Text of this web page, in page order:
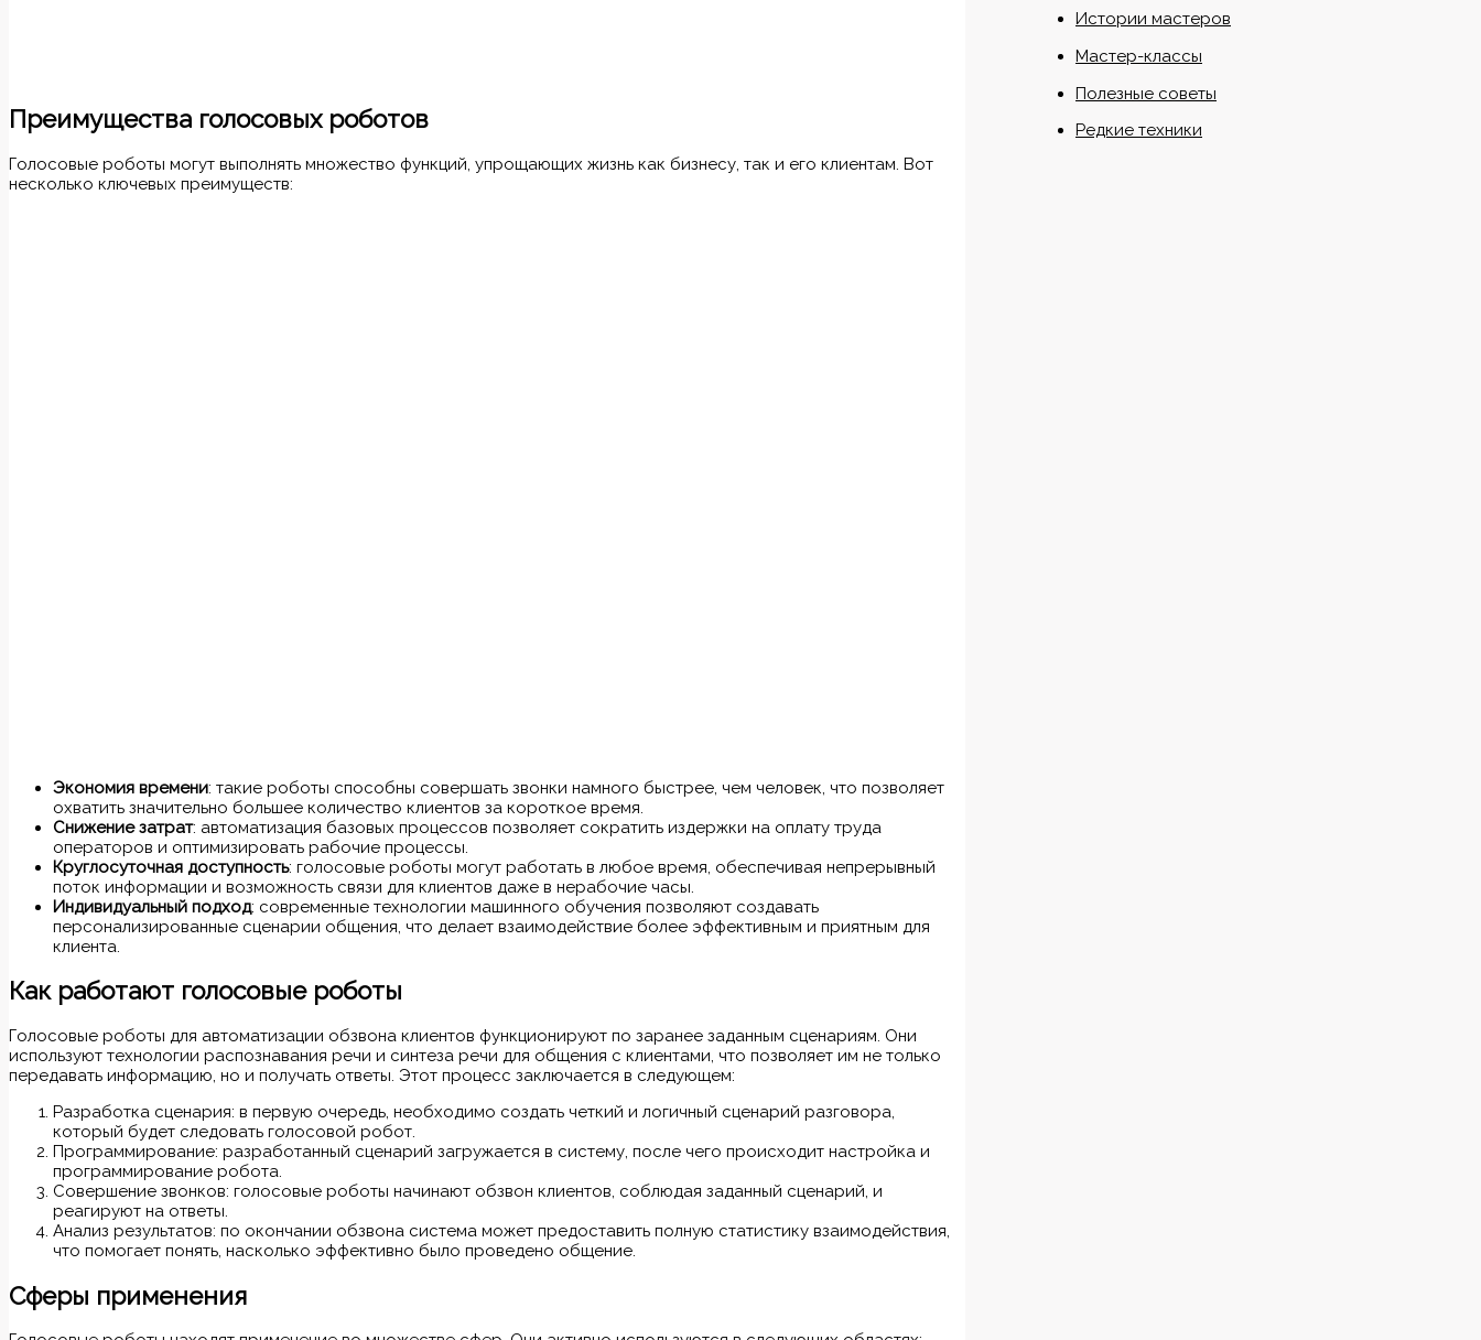
Преимущества голосовых роботов
Голосовые роботы могут выполнять множество функций, упрощающих жизнь как бизнесу, так и его клиентам. Вот
несколько ключевых преимуществ:
Экономия времени: такие роботы способны совершать звонки намного быстрее, чем человек, что позволяет
охватить значительно большее количество клиентов за короткое время.
Снижение затрат: автоматизация базовых процессов позволяет сократить издержки на оплату труда
операторов и оптимизировать рабочие процессы.
Круглосуточная доступность: голосовые роботы могут работать в любое время, обеспечивая непрерывный
поток информации и возможность связи для клиентов даже в нерабочие часы.
Индивидуальный подход: современные технологии машинного обучения позволяют создавать
персонализированные сценарии общения, что делает взаимодействие более эффективным и приятным для
клиента.
Как работают голосовые роботы
Голосовые роботы для автоматизации обзвона клиентов функционируют по заранее заданным сценариям. Они
используют технологии распознавания речи и синтеза речи для общения с клиентами, что позволяет им не только
передавать информацию, но и получать ответы. Этот процесс заключается в следующем:
Разработка сценария: в первую очередь, необходимо создать четкий и логичный сценарий разговора,
который будет следовать голосовой робот.
Программирование: разработанный сценарий загружается в систему, после чего происходит настройка и
программирование робота.
Совершение звонков: голосовые роботы начинают обзвон клиентов, соблюдая заданный сценарий, и
реагируют на ответы.
Анализ результатов: по окончании обзвона система может предоставить полную статистику взаимодействия,
что помогает понять, насколько эффективно было проведено общение.
Сферы применения
Истории мастеров
Мастер-классы
Полезные советы
Редкие техники